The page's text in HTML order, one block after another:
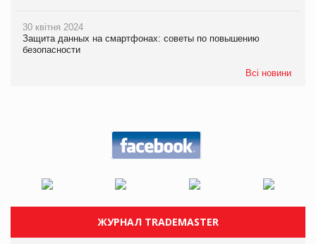
30 квітня 2024
Защита данных на смартфонах: советы по повышению
безопасности
Всі новини
ЖУРНАЛ TRADEMASTER